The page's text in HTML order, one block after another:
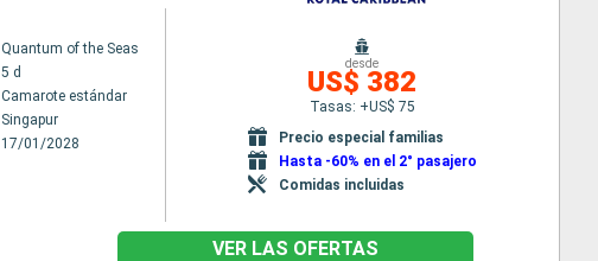
Quantum of the Seas
5 d
Camarote estándar
Singapur
17/01/2028
desde
US$ 382
Tasas: +US$ 75
Precio especial familias
Hasta -60% en el 2° pasajero
Comidas incluidas
VER LAS OFERTAS